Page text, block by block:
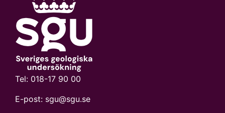
Tel: 018-17 90 00
E-post: sgu@sgu.se